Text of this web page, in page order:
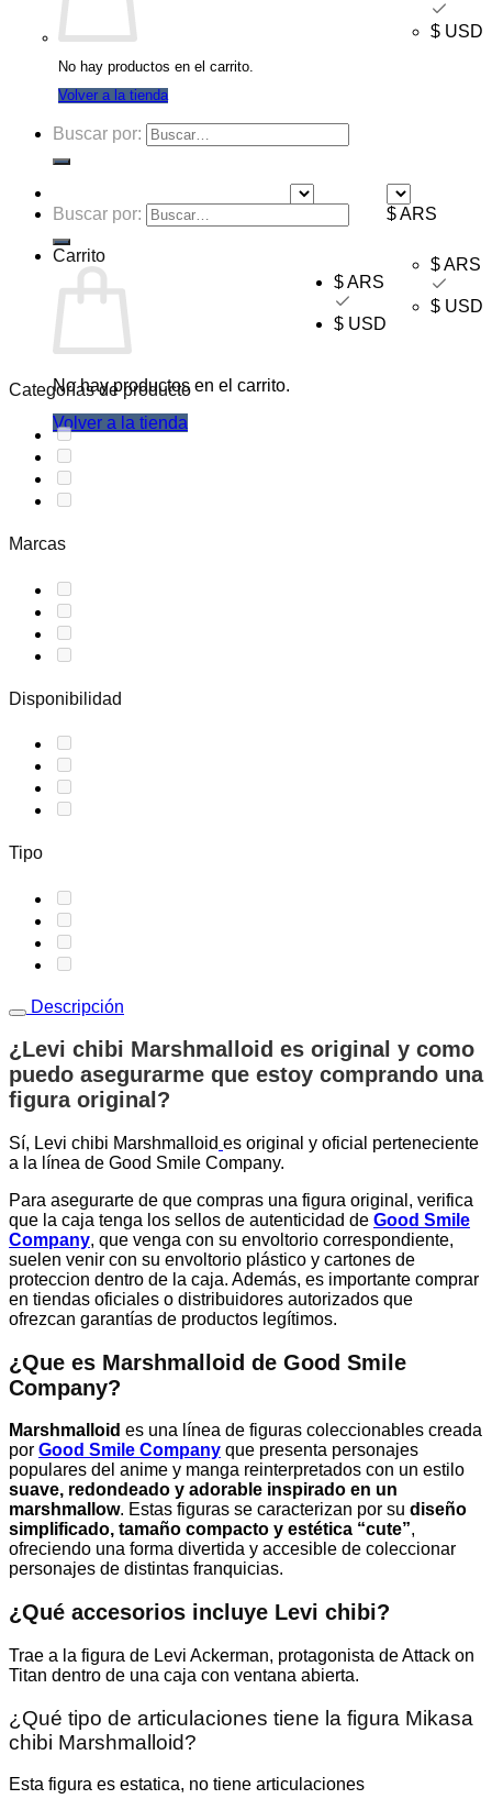
$ USD
No hay productos en el carrito.
Volver a la tienda
Buscar por:
$ ARS
$ ARS
$ USD
Buscar por:
Carrito
No hay productos en el carrito.
Volver a la tienda
$ ARS
$ USD
Categorías de producto
Marcas
Disponibilidad
Tipo
Descripción
¿Levi chibi Marshmalloid es original y como
puedo asegurarme que estoy comprando una
figura original ?
Sí, Levi chibi Marshmalloid es original y oficial perteneciente
a la línea de Good Smile Company.
Para asegurarte de que compras una figura original, verifica
que la caja tenga los sellos de autenticidad de Good Smile
Company, que venga con su envoltorio correspondiente,
suelen venir con su envoltorio plástico y cartones de
proteccion dentro de la caja. Además, es importante comprar
en tiendas oficiales o distribuidores autorizados que
ofrezcan garantías de productos legítimos.
¿Que es Marshmalloid de Good Smile
Company?
Marshmalloid es una línea de figuras coleccionables creada
por Good Smile Company que presenta personajes
populares del anime y manga reinterpretados con un estilo
suave, redondeado y adorable inspirado en un
marshmallow. Estas figuras se caracterizan por su diseño
simplificado, tamaño compacto y estética “cute”,
ofreciendo una forma divertida y accesible de coleccionar
personajes de distintas franquicias.
¿Qué accesorios incluye Levi chibi?
Trae a la figura de Levi Ackerman, protagonista de Attack on
Titan dentro de una caja con ventana abierta.
¿Qué tipo de articulaciones tiene la figura Mikasa
chibi Marshmalloid?
Esta figura es estatica, no tiene articulaciones